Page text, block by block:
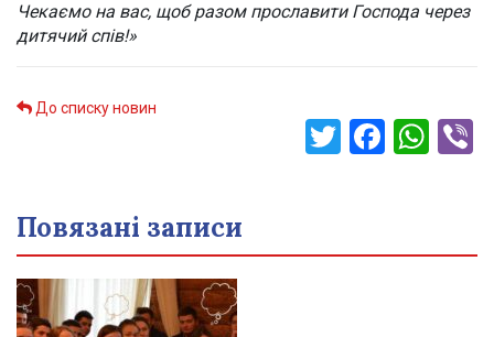
Чекаємо на вас, щоб разом прославити Господа через
дитячий спів!»
До списку новин
Twitter
Повязані записи